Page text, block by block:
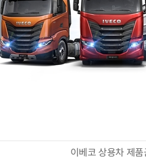
이베코 상용차 제품